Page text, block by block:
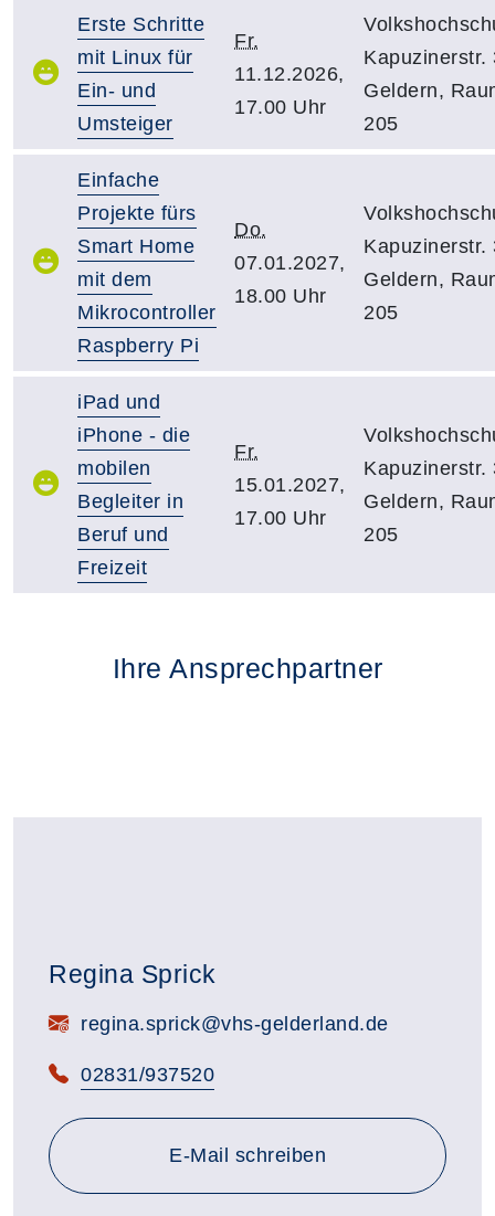
Erste Schritte
mit Linux für
Ein- und
Umsteiger
Fr.
11.12.2026,
17.00 Uhr
Kapuzinerstr.
Geldern,
205
Einfache
Projekte fürs
Smart Home
mit dem
Mikrocontroller
Raspberry Pi
Do.
07.01.2027,
18.00 Uhr
Kapuzinerstr.
Geldern,
205
iPad und
iPhone - die
mobilen
Begleiter in
Beruf und
Freizeit
Fr.
15.01.2027,
17.00 Uhr
Kapuzinerstr.
Geldern,
205
Ihre Ansprechpartner
Regina Sprick
E-Mail:regina.sprick@vhs-gelderland.de
Telefon:
02831/937520
E-Mail schreiben